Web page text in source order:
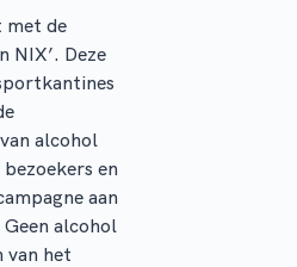
met de
NIX’. Deze
alcohol
en
aan
alcohol
van het